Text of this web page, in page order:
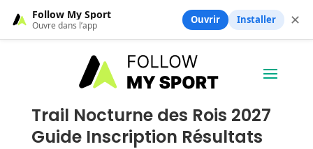
Trail Nocturne des Rois 2027
Guide Inscription Résultats
Follow My Sport
Ouvre dans l’app Ouvrir Installer ✕